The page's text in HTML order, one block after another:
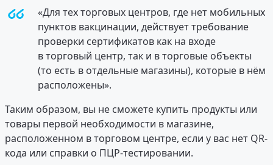
«Для тех торговых центров, где нет мобильных
пунктов вакцинации, действует требование
проверки сертификатов как на входе
в торговый центр, так и в торговые объекты
(то есть в отдельные магазины), которые в нём
расположены».
Таким образом, вы не сможете купить продукты или
товары первой необходимости в магазине,
расположенном в торговом центре, если у вас нет QR-
кода или справки о ПЦР-тестировании.